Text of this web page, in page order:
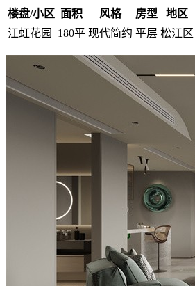
楼盘/小区 面积 风格 房型
地区
江虹花园
180平 现代简约 平层 松江区